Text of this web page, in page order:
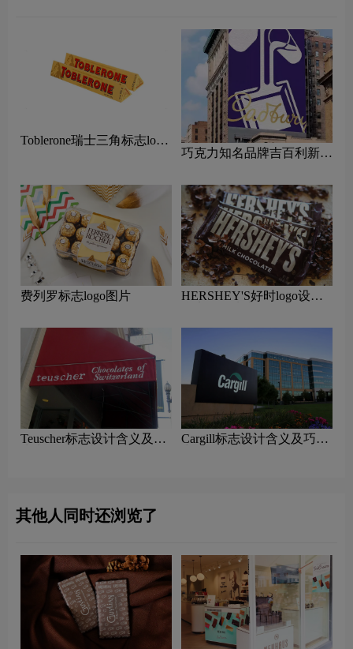
Toblerone瑞士三角标志logo
巧克力知名品牌吉百利新
费列罗标志logo图片
HERSHEY'S好时logo设计
Teuscher标志设计含义及巧
Cargill标志设计含义及巧克
其他人同时还浏览了